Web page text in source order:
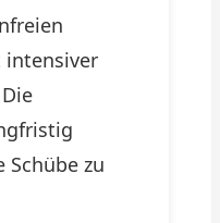
intensiver
zu